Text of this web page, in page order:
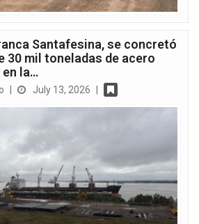
Santafesina, se concretó
30 mil toneladas de acero
en la…
July 13, 2026